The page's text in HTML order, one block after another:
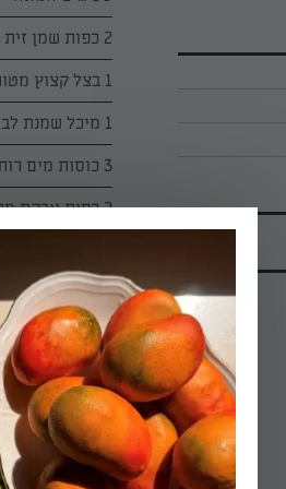
2 כפות שמן זית
1 בצל קצוץ מטוגן
1 מיכל שמנת לבישול של השף הלבן
3 כוסות מים רותחים
2 כפות אבקת מרק
הוראות הכנה:
01.
בסיר שמים